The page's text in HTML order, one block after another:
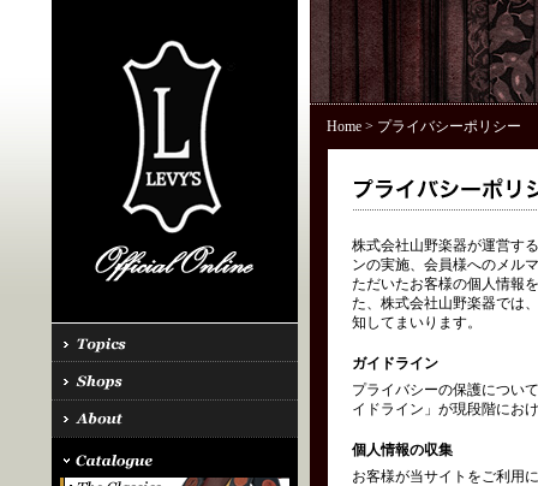
Home> プライバシーポリシー
株式会社山野楽器が運営す
ンの実施、会員様へのメル
ただいたお客様の個人情報
た、株式会社山野楽器では
知してまいります。
ガイドライン
プライバシーの保護につい
イドライン」が現段階にお
個人情報の収集
お客様が当サイトをご利用